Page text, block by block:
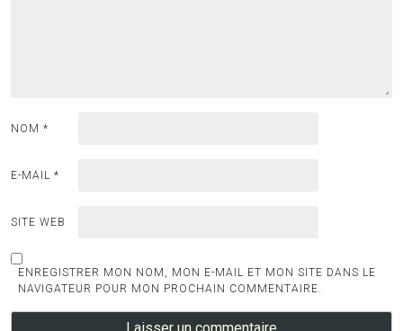
NOM *
E-MAIL *
SITE WEB
ENREGISTRER MON NOM, MON E-MAIL ET MON SITE DANS LE
NAVIGATEUR POUR MON PROCHAIN COMMENTAIRE.